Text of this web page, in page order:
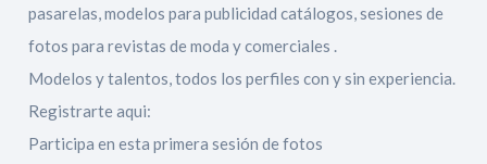
pasarelas, modelos para publicidad catálogos, sesiones de
fotos para revistas de moda y comerciales .
Modelos y talentos, todos los perfiles con y sin experiencia.
Registrarte aqui:
Participa en esta primera sesión de fotos